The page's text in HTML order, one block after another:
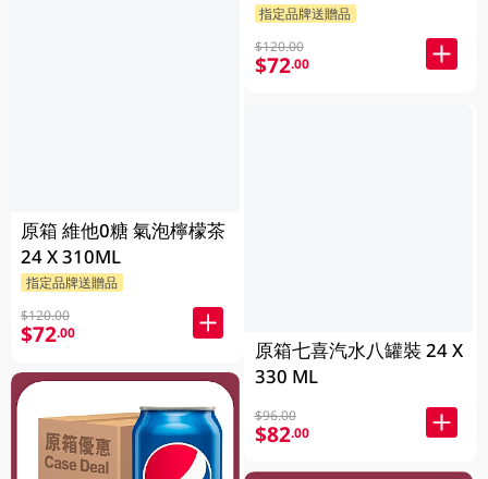
原箱 維他0糖 氣泡檸檬茶
24 X 310ML
指定品牌送贈品
$120.00
$72.00
指定品牌送贈品
$120.00
$72.00
原箱七喜汽水八罐裝 24 X
330 ML
$96.00
$82.00